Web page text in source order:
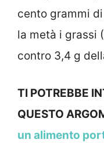
cento grammi
la metà i grassi
contro 3,4 g
TI POTREBBE
QUESTO
un alimento